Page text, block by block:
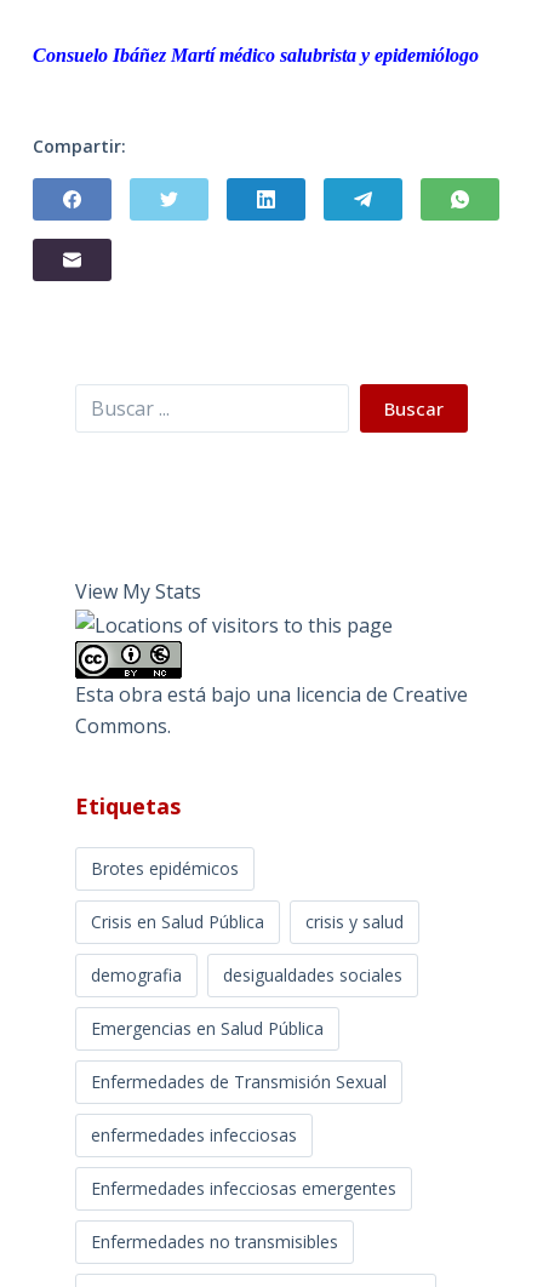
Consuelo Ibáñez Martí médico salubrista y epidemiólogo
Compartir:
Buscar Buscar
View My Stats
Esta obra está bajo una licencia de Creative
Commons.
Etiquetas
Brotes epidémicos
Crisis en Salud Pública crisis y salud
demografia desigualdades sociales
Emergencias en Salud Pública
Enfermedades de Transmisión Sexual
enfermedades infecciosas
Enfermedades infecciosas emergentes
Enfermedades no transmisibles